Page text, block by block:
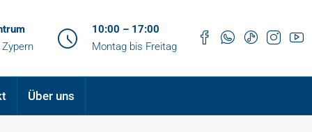
10:00 – 17:00
Montag bis Freitag
Über uns